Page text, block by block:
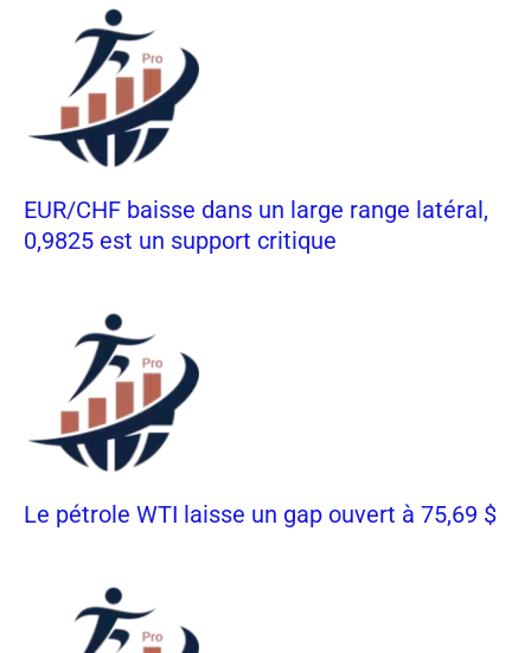
EUR/CHF baisse dans un large range latéral,
0,9825 est un support critique
Le pétrole WTI laisse un gap ouvert à 75,69 $